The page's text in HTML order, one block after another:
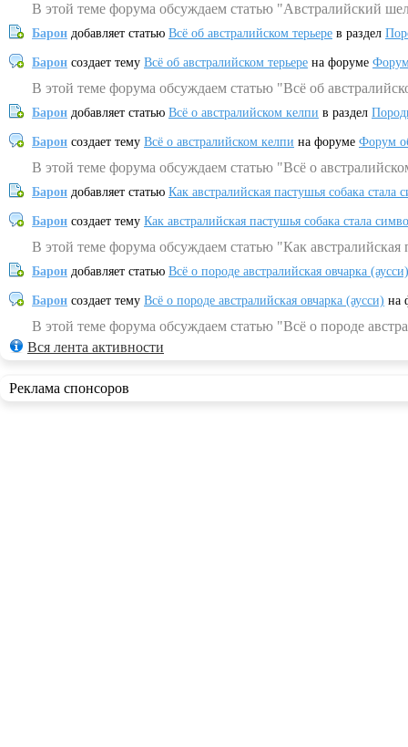
В этой теме форума обсуждаем статью "Австралийский
Барон добавляет статью Всё об австралийском терьере в раздел
Барон создает тему Всё об австралийском терьере на форуме
В этой теме форума обсуждаем статью "Всё об
Барон добавляет статью Всё о австралийском келпи в раздел
Барон создает тему Всё о австралийском келпи на форуме Форум
В этой теме форума обсуждаем статью "Всё о
Барон добавляет статью Как австралийская пастушья собака
Барон создает тему Как австралийская пастушья собака стала
В этой теме форума обсуждаем статью "Как
Барон добавляет статью Всё о породе австралийская овчарка (аусси)
Барон создает тему Всё о породе австралийская овчарка (аусси) на
В этой теме форума обсуждаем статью "Всё о породе
Вся лента активности
Реклама спонсоров